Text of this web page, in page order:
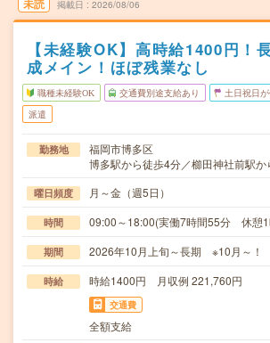
未読 掲載日 2026/08/06
【未経験OK】高時給1400円！
成メイン！ほぼ残業なし
職種未経験OK 交通費別途支給あり 土日祝日
派遣
勤務地
福岡市博多区
博多駅から徒歩4分／櫛田神社前駅か
曜日頻度 月～金（週5日）
時間 09:00～18:00(実働7時間55分 休憩1
期間 2026年10月上旬～長期 ※10月～！
時給 時給1400円 月収例 221,760円
交通費
全額支給